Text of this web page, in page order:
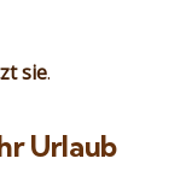
sie.
Urlaub